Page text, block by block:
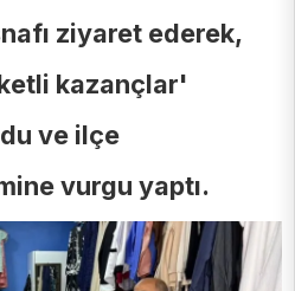
ziyaret ederek,
kazançlar'
ve ilçe
vurgu yaptı.